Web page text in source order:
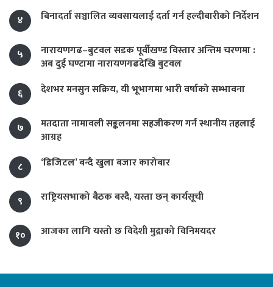
४
बिनादर्ता सञ्चालित व्यवसायलाई दर्ता गर्न हल्दीबारीको निर्देशन
५
नारायणगढ–बुटवल सडक पूर्वीखण्ड विस्तार अन्तिम चरणमा :
अब दुई घण्टामा नारायणगढदेखि बुटवल
६
देशभर मनसुन सक्रिय, यी भूभागमा भारी वर्षाको सम्भावना
७
मतदाता नामावली सङ्कलनमा सहजीकरण गर्न स्थानीय तहलाई
आग्रह
८
‘डिजिटल’ बन्दै खुला बजार कारोबार
९ राष्ट्रियसभाको बैठक बस्दै, यस्ता छन् कार्यसूची
१० आजका लागि यस्तो छ विदेशी मुद्राको विनिमयदर